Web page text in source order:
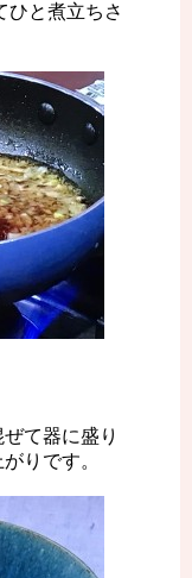
ひと煮立ちさ
て器に盛り
りです。